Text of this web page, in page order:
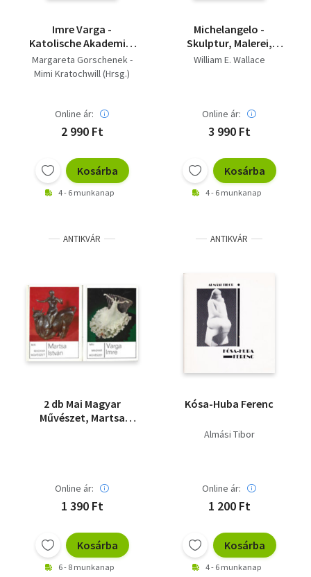
Imre Varga -
Katolische Akademie,
Hamburg /
Kulturbehörde,
Margareta Gorschenek -
Mimi Kratochwill (Hrsg.)
Online ár:
2 990 Ft
Kosárba
4 - 6 munkanap
Michelangelo -
Skulptur, Malerei,
Architektur
William E. Wallace
Online ár:
3 990 Ft
Kosárba
4 - 6 munkanap
ANTIKVÁR
2 db Mai Magyar
Művészet, Martsa
Online ár:
1 390 Ft
Kosárba
6 - 8 munkanap
ANTIKVÁR
Kósa-Huba Ferenc
Almási Tibor
Online ár:
1 200 Ft
Kosárba
4 - 6 munkanap